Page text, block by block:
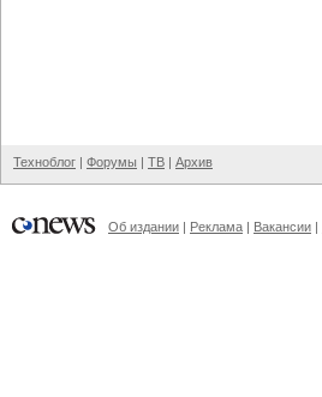
Техноблог | Форумы | ТВ | Архив
Об издании | Реклама | Вакансии |